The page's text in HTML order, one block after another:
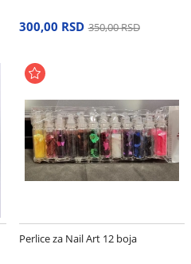
300,00 RSD 350,00 RSD
Perlice za Nail Art 12 boja